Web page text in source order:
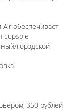
Air обеспечивает
cupsole
городской
350 рублей